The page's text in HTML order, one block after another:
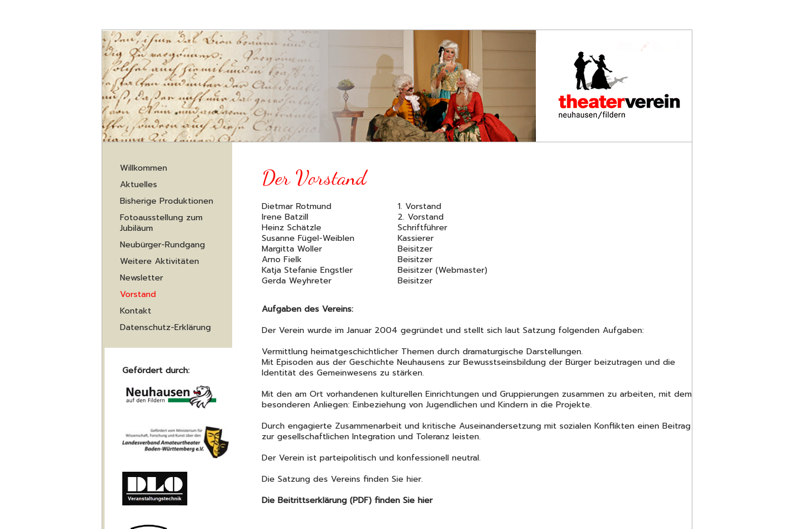
Der Vorstand
Dietmar Rotmund
Irene Batzill
Heinz Schätzle
Susanne Fügel-Weiblen
Margitta Woller
Arno Fielk
Katja Stefanie Engstler
Gerda Weyhreter
1. Vorstand
2. Vorstand
Schriftführer
Kassierer
Beisitzer
Beisitzer
Beisitzer (Webmaster)
Beisitzer
Aufgaben des Vereins:
Der Verein wurde im Januar 2004 gegründet und stellt sich laut Satzung folgenden Aufgaben:
Vermittlung heimatgeschichtlicher Themen durch dramaturgische Darstellungen.
Mit Episoden aus der Geschichte Neuhausens zur Bewusstseinsbildung der Bürger beizutragen und die
Identität des Gemeinwesens zu stärken.
Mit den am Ort vorhandenen kulturellen Einrichtungen und Gruppierungen zusammen zu arbeiten, mit dem
besonderen Anliegen: Einbeziehung von Jugendlichen und Kindern in die Projekte.
Durch engagierte Zusammenarbeit und kritische Auseinandersetzung mit sozialen Konflikten einen Beitrag
zur gesellschaftlichen Integration und Toleranz leisten.
Der Verein ist parteipolitisch und konfessionell neutral.
Die Satzung des Vereins finden Sie hier.
Die Beitrittserklärung (PDF) finden Sie hier
Navigation
Willkommen
Aktuelles
Bisherige Produktionen
Fotoausstellung zum
Jubiläum
Neubürger-Rundgang
Weitere Aktivitäten
Newsletter
Vorstand
Kontakt
Datenschutz-Erklärung
Gefördert durch: